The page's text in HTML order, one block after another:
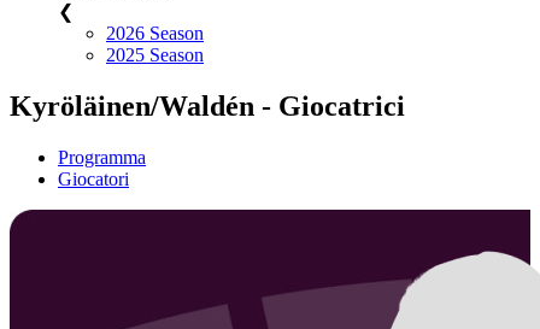
❮
2026 Season
2025 Season
Kyröläinen/Waldén - Giocatrici
Programma
Giocatori